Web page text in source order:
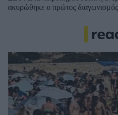
ακυρώθηκε ο πρώτος διαγωνισμός